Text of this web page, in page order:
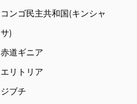
コンゴ民主共和国(キンシャ
サ)
赤道ギニア
エリトリア
ジブチ